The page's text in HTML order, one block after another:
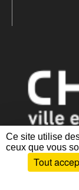
Ce site utilise
ceux que vous
Tout
Mentions légales|
des cookies |Plan